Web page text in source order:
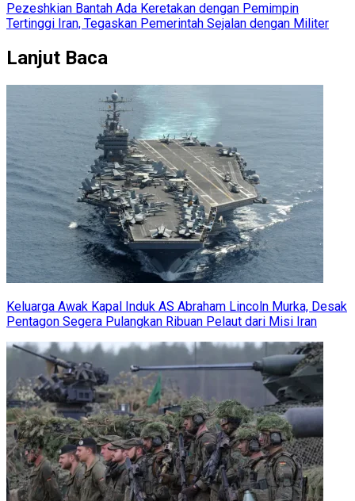
Pezeshkian Bantah Ada Keretakan dengan Pemimpin
Tertinggi Iran, Tegaskan Pemerintah Sejalan dengan Militer
Lanjut Baca
Keluarga Awak Kapal Induk AS Abraham Lincoln Murka, Desak
Pentagon Segera Pulangkan Ribuan Pelaut dari Misi Iran